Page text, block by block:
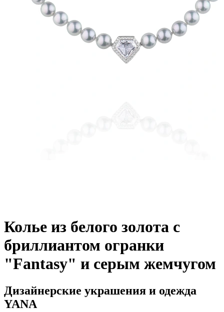
Колье из белого золота с
бриллиантом огранки
"Fantasy" и серым жемчугом
Дизайнерские украшения и одежда
YANA